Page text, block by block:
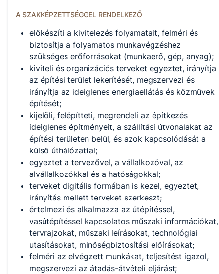
A SZAKKÉPZETTSÉGGEL RENDELKEZŐ
előkészíti a kivitelezés folyamatait, felméri és
biztosítja a folyamatos munkavégzéshez
szükséges erőforrásokat (munkaerő, gép, anyag);
kiviteli és organizációs terveket egyeztet, irányítja
az építési terület lekerítését, megszervezi és
irányítja az ideiglenes energiaellátás és közművek
építését;
kijelöli, felépítteti, megrendeli az építkezés
ideiglenes építményeit, a szállítási útvonalakat az
építési területen belül, és azok kapcsolódását a
külső úthálózattal;
egyeztet a tervezővel, a vállalkozóval, az
alvállalkozókkal és a hatóságokkal;
terveket digitális formában is kezel, egyeztet,
irányítás mellett terveket szerkeszt;
értelmezi és alkalmazza az útépítéssel,
vasútépítéssel kapcsolatos műszaki információkat,
tervrajzokat, műszaki leírásokat, technológiai
utasításokat, minőségbiztosítási előírásokat;
felméri az elvégzett munkákat, teljesítést igazol,
megszervezi az átadás-átvételi eljárást;